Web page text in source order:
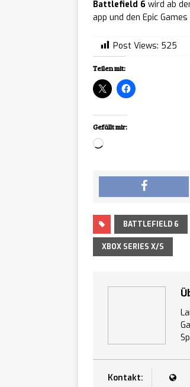
[
Battlefield 6 wird ab
app und den Epic
Post Views: 525
Teilen mit:
Gefällt mir:
Loading…
BATTLEFIELD 6
XBOX SERIES X/S
Kontakt: